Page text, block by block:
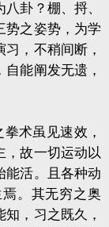
卦？棚、捋、
势之姿势，为学
，不稍间断，
能阐发无遗，
术虽见速效，
，故一切运动以
能活。且各种动
。其无穷之奥
，习之既久，